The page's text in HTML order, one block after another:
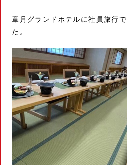
章月グランドホテルに社員旅行